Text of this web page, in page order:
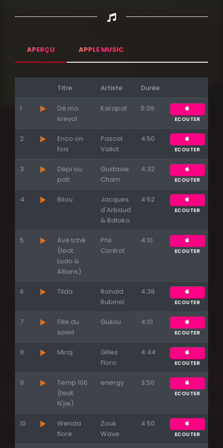
Appuyez sur ENTREE pour valider...
APERÇU APPLE MUSIC
Titre Artiste Durée
1
Dé mo
kreyol
Karapat 5:09
ECOUTER
2
Enco on
fois
Pascal
Vallot
4:50
ECOUTER
3
Dépi ou
pati
Gustavie
Cham
4:32
ECOUTER
4 Bilou
Jacques
d'Arbaud
& Batako
4:52
ECOUTER
5
Avè tchè
(feat.
Ludo &
Allians)
Phil
Control
4:10
ECOUTER
6 Tilda
Ronald
Rubinel
4:38
ECOUTER
7
Fille du
soleil
Guilou 4:01
ECOUTER
8 Miraj
Gilles
Floro
4:44
ECOUTER
9
Temp 106
(feat.
N'jie)
energy 3:50
ECOUTER
10
Wenda
flore
Zouk
Wave
4:50
ECOUTER